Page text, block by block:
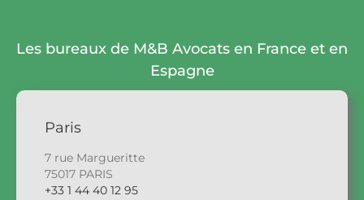
Les bureaux de M&B Avocats en France et en
Espagne
Paris
7 rue Margueritte
75017 PARIS
+33 1 44 40 12 95